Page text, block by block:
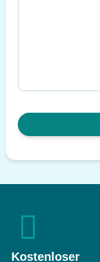
Kostenloser